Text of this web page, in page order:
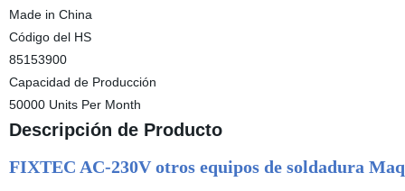
Made in China
Código del HS
85153900
Capacidad de Producción
50000 Units Per Month
Descripción de Producto
FIXTEC AC-230V otros equipos de soldadura